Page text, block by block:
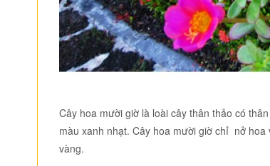
Cây hoa mười giờ là loài cây thân thảo có
màu xanh nhạt. Cây hoa mười giờ chỉ nở
vàng.